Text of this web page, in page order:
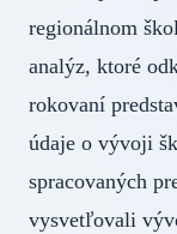
regionálnom
analýz, ktoré
rokovaní
údaje o vývoji
spracovaných
vysvetľovali